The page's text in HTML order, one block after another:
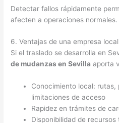
Detectar fallos rápidamente
afecten a operaciones normales.
6. Ventajas de una empresa
Si el traslado se desarrolla en
de mudanzas en Sevilla aporta
Conocimiento local: rutas,
limitaciones de acceso
Rapidez en trámites de
Disponibilidad de